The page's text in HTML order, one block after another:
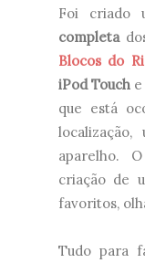
Foi criado
completa
Blocos do
iPod Touch
que está
aparelho.
criação de
favoritos,
Tudo para